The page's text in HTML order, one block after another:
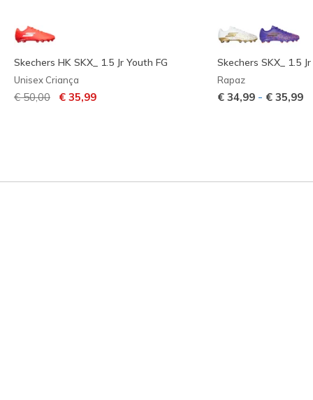
Skechers HK SKX_ 1.5 Jr Youth FG
Unisex Criança
Preço com desconto de
€ 50,00 para
€ 35,99
Skechers SKX_ 1.5
Rapaz
€ 34,99 - € 35,99